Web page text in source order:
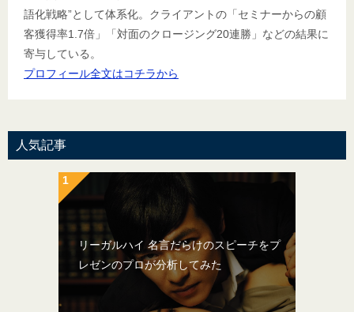
語化戦略”として体系化。クライアントの「セミナーからの顧
客獲得率1.7倍」「対面のクロージング20連勝」などの結果に
寄与している。
プロフィール全文はコチラから
人気記事
リーガルハイ 名言だらけのスピーチをプ
レゼンのプロが分析してみた